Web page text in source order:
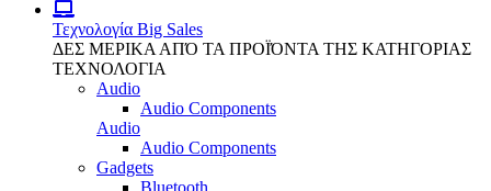
Τεχνολογία Big Sales
ΔΕΣ ΜΕΡΙΚΑ ΑΠΌ ΤΑ ΠΡΟΪΌΝΤΑ ΤΗΣ ΚΑΤΗΓΟΡΙΑΣ
ΤΕΧΝΟΛΟΓΙΑ
Audio
Audio Components
Audio
Audio Components
Gadgets
Bluetooth